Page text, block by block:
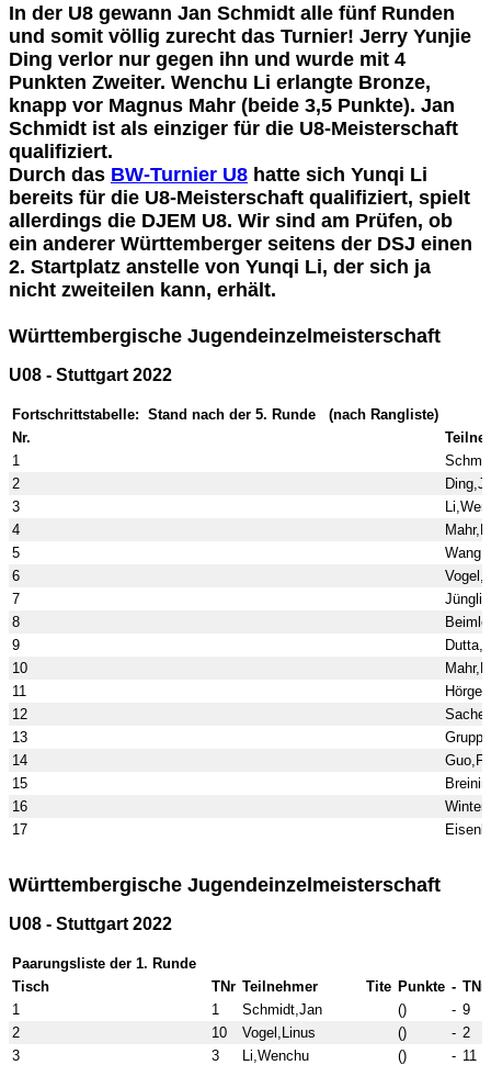
In der U8 gewann Jan Schmidt alle fünf Runden
und somit völlig zurecht das Turnier! Jerry Yunjie
Ding verlor nur gegen ihn und wurde mit 4
Punkten Zweiter. Wenchu Li erlangte Bronze,
knapp vor Magnus Mahr (beide 3,5 Punkte). Jan
Schmidt ist als einziger für die U8-Meisterschaft
qualifiziert.
Durch das BW-Turnier U8 hatte sich Yunqi Li
bereits für die U8-Meisterschaft qualifiziert, spielt
allerdings die DJEM U8. Wir sind am Prüfen, ob
ein anderer Württemberger seitens der DSJ einen
2. Startplatz anstelle von Yunqi Li, der sich ja
nicht zweiteilen kann, erhält.
Württembergische Jugendeinzelmeisterschaft
U08 - Stuttgart 2022
Fortschrittstabelle: Stand nach der 5. Runde (nach Rangliste)
Nr.
1
2
3
4
5
6
7
8
9
10
11
12
13
14
15
16
17
Württembergische Jugendeinzelmeisterschaft
U08 - Stuttgart 2022
Paarungsliste der 1. Runde
Tisch
TNr Teilnehmer Tite Punkte - TNr
1
1 Schmidt,Jan () - 9
2
10 Vogel,Linus () - 2
3
3 Li,Wenchu () - 11